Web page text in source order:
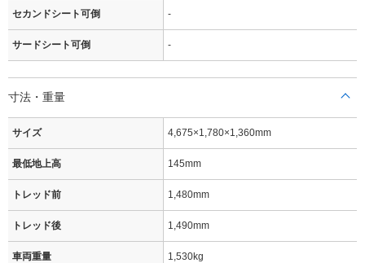
セカンドシート可倒 -
サードシート可倒 -
寸法・重量
サイズ 4,675×1,780×1,360mm
最低地上高 145mm
トレッド前 1,480mm
トレッド後 1,490mm
車両重量 1,530kg